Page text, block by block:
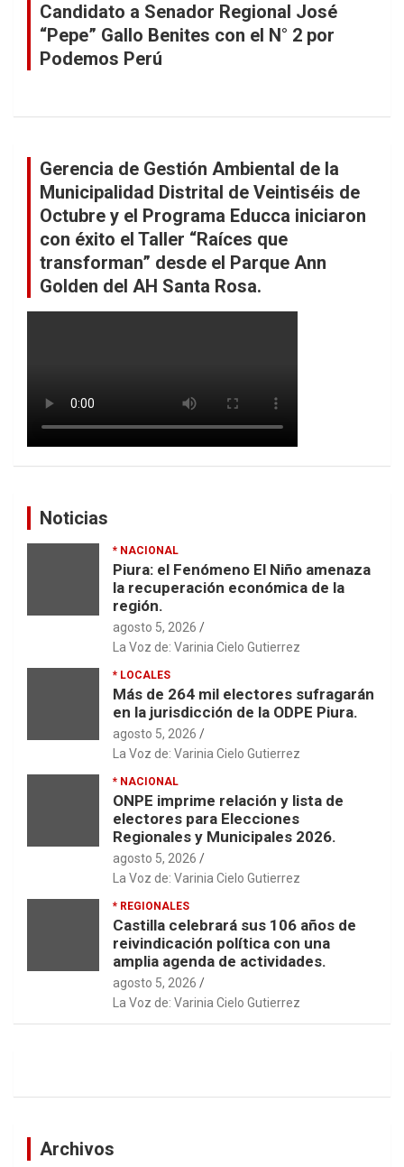
Candidato a Senador Regional José
“Pepe” Gallo Benites con el N° 2 por
Podemos Perú
Gerencia de Gestión Ambiental de la
Municipalidad Distrital de Veintiséis de
Octubre y el Programa Educca iniciaron
con éxito el Taller “Raíces que
transforman” desde el Parque Ann
Golden del AH Santa Rosa.
Noticias
* NACIONAL
Piura: el Fenómeno El Niño amenaza
la recuperación económica de la
región.
agosto 5, 2026
La Voz de: Varinia Cielo Gutierrez
* LOCALES
Más de 264 mil electores sufragarán
en la jurisdicción de la ODPE Piura.
agosto 5, 2026
La Voz de: Varinia Cielo Gutierrez
* NACIONAL
ONPE imprime relación y lista de
electores para Elecciones
Regionales y Municipales 2026.
agosto 5, 2026
La Voz de: Varinia Cielo Gutierrez
* REGIONALES
Castilla celebrará sus 106 años de
reivindicación política con una
amplia agenda de actividades.
agosto 5, 2026
La Voz de: Varinia Cielo Gutierrez
Archivos